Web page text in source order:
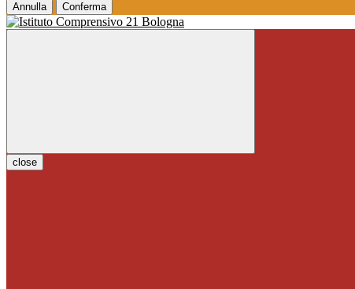
Annulla Conferma
close